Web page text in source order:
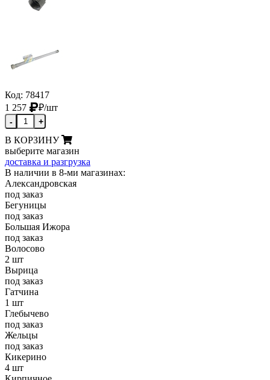
Код: 78417
1 257
₽/шт
- +
В КОРЗИНУ
выберите магазин
доставка и разгрузка
В наличии в 8-ми магазинах:
Александровская
под заказ
Бегуницы
под заказ
Большая Ижора
под заказ
Волосово
2 шт
Вырица
под заказ
Гатчина
1 шт
Глебычево
под заказ
Жельцы
под заказ
Кикерино
4 шт